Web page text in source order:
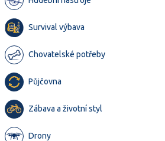
Survival výbava
Chovatelské potřeby
Půjčovna
Zábava a životní styl
Drony